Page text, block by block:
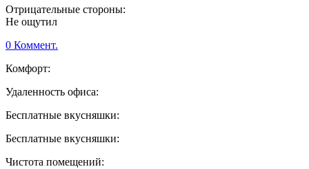
Отрицательные стороны:
Не ощутил
0 Коммент.
Комфорт:
Удаленность офиса:
Бесплатные вкусняшки:
Бесплатные вкусняшки:
Чистота помещений: